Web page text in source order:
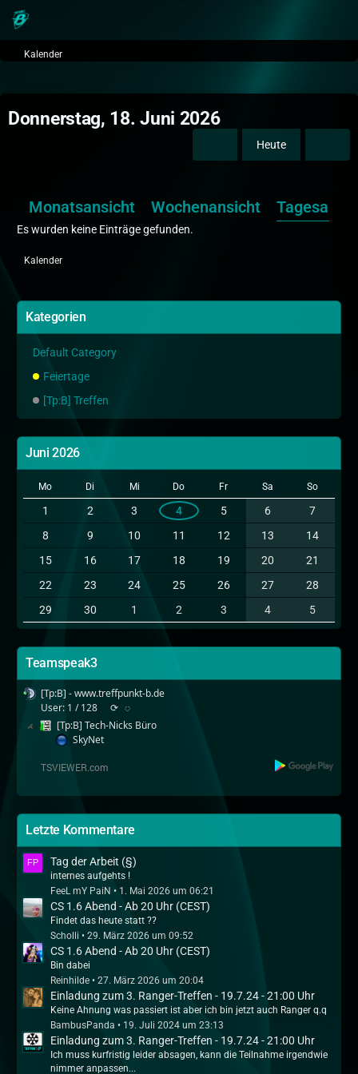
Kalender
Donnerstag, 18. Juni 2026
Heute
Monatsansicht Wochenansicht
Es wurden keine Einträge gefunden.
Kalender
Kategorien
Default Category
Feiertage
[Tp:B] Treffen
Juni 2026
Mo Di Mi Do Fr Sa So
1 2 3 4 5 6
7
8
9 10 11 12 13
14
15
16 17 18 19 20
21
22
23 24 25 26 27
28
29
30 1 2 3 4 5
Teamspeak3
[Tp:B] - www.treffpunkt-b.de
User: 1 / 128
⟳ ◌
[Tp:B] Tech-Nicks Büro
SkyNet
Letzte Kommentare
Tag der Arbeit (§)
internes aufgehts !
FeeL mY PaiN
1. Mai 2026 um 06:21
CS 1.6 Abend - Ab 20 Uhr (CEST)
Findet das heute statt ??
Scholli
29. März 2026 um 09:52
CS 1.6 Abend - Ab 20 Uhr (CEST)
Bin dabei
Reinhilde
27. März 2026 um 20:04
Einladung zum 3. Ranger-Treffen - 19.7.24 - 21:00 Uhr
Keine Ahnung was passiert ist aber ich bin jetzt auch Ranger q.q
BambusPanda
19. Juli 2024 um 23:13
Einladung zum 3. Ranger-Treffen - 19.7.24 - 21:00 Uhr
Ich muss kurfristig leider absagen, kann die Teilnahme irgendwie
nimmer anpassen...